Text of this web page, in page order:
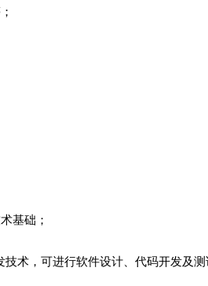
基础；
术，可进行软件设计、代码开发及